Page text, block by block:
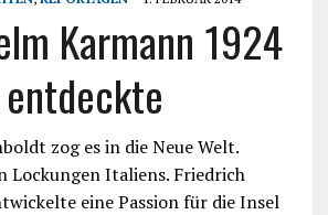
Karmann 1924
zog es in die Neue Welt.
Lockungen Italiens. Friedrich
eine Passion für die Insel